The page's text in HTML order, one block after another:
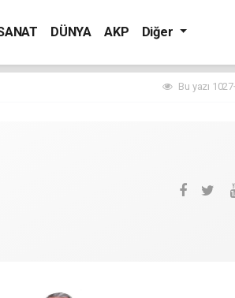
DÜNYA AKP Diğer
Bu yazı